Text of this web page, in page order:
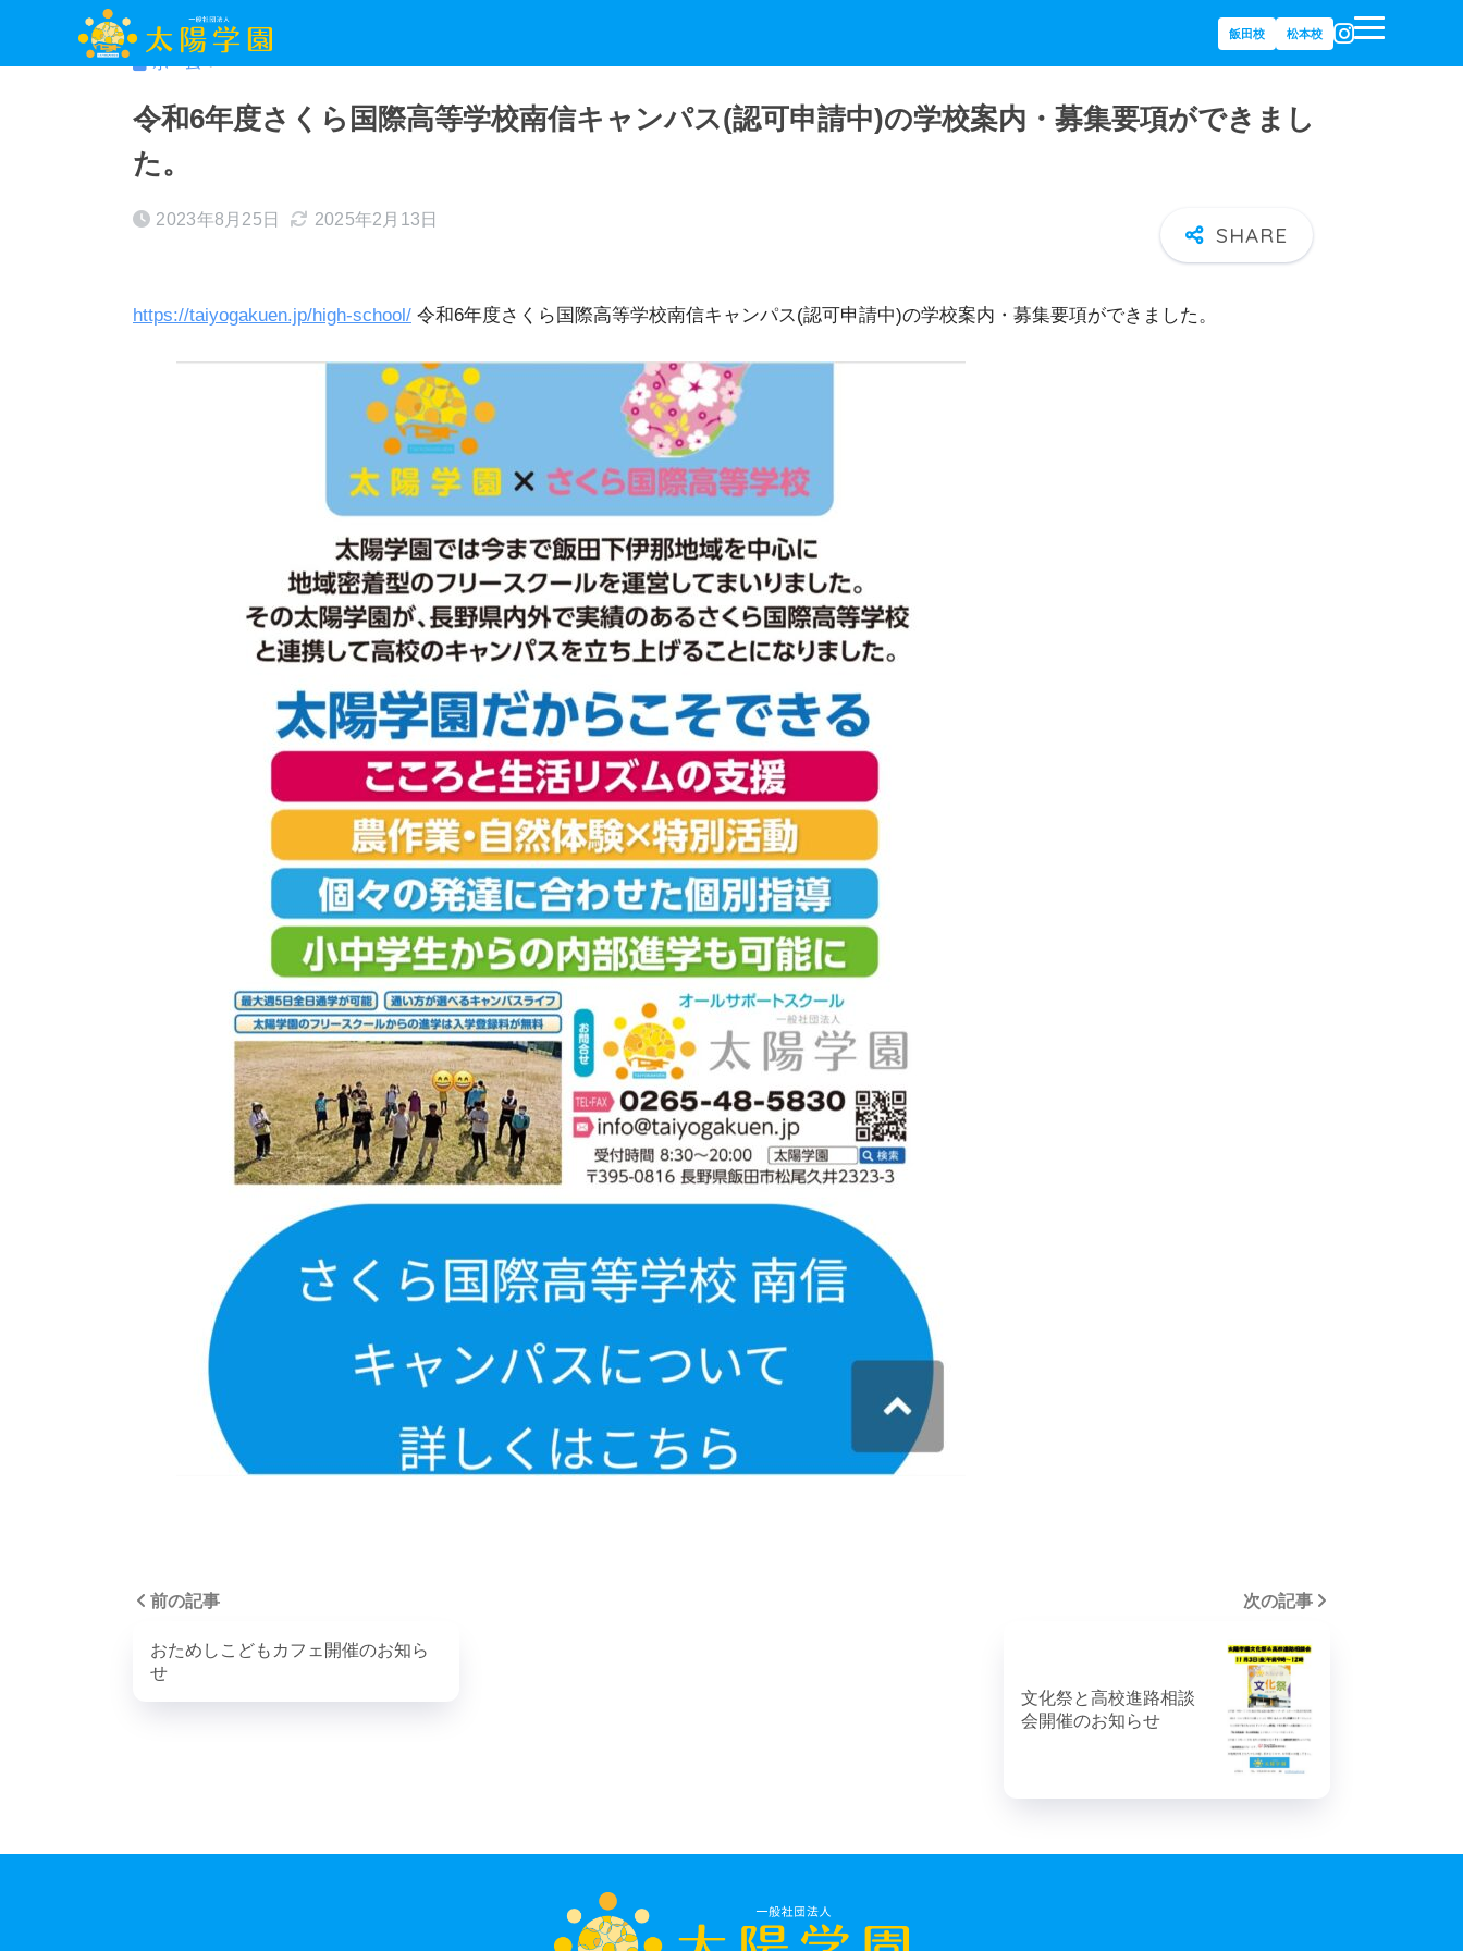
飯田校 松本校
ホーム
令和6年度さくら国際高等学校南信キャンパス(認可申請中)の学校案内・募集要項ができまし
た。
2023年8月25日 2025年2月13日
https://taiyogakuen.jp/high-school/ 令和6年度さくら国際高等学校南信キャンパス(認可申請中)の学校案内・募集要項ができました。
前の記事
おためしこどもカフェ開催のお知ら
せ
次の記事
文化祭と高校進路相談
会開催のお知らせ